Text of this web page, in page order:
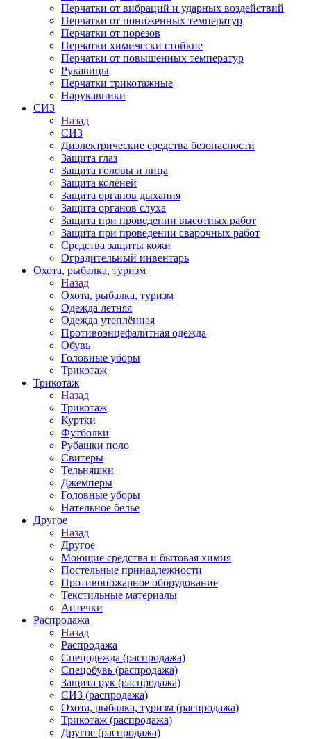
Перчатки от вибраций и ударных воздействий
Перчатки от пониженных температур
Перчатки от порезов
Перчатки химически стойкие
Перчатки от повышенных температур
Рукавицы
Перчатки трикотажные
Нарукавники
СИЗ
Назад
СИЗ
Диэлектрические средства безопасности
Защита глаз
Защита головы и лица
Защита коленей
Защита органов дыхания
Защита органов слуха
Защита при проведении высотных работ
Защита при проведении сварочных работ
Средства защиты кожи
Оградительный инвентарь
Охота, рыбалка, туризм
Назад
Охота, рыбалка, туризм
Одежда летняя
Одежда утеплённая
Противоэнцефалитная одежда
Обувь
Головные уборы
Трикотаж
Трикотаж
Назад
Трикотаж
Куртки
Футболки
Рубашки поло
Свитеры
Тельняшки
Джемперы
Головные уборы
Нательное белье
Другое
Назад
Другое
Моющие средства и бытовая химия
Постельные принадлежности
Противопожарное оборудование
Текстильные материалы
Аптечки
Распродажа
Назад
Распродажа
Спецодежда (распродажа)
Спецобувь (распродажа)
Защита рук (распродажа)
СИЗ (распродажа)
Охота, рыбалка, туризм (распродажа)
Трикотаж (распродажа)
Другое (распродажа)